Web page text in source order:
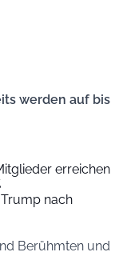
werden auf bis
erreichen
Trump nach
Berühmten und